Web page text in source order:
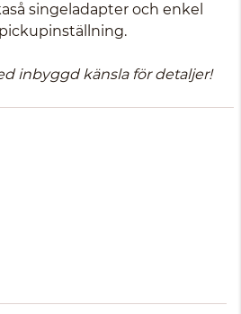
singeladapter och enkel
inbyggd känsla för detaljer!